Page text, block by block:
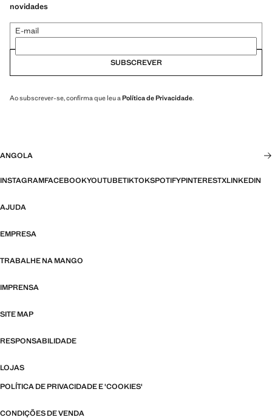
novidades
E-mail
SUBSCREVER
Ao subscrever-se, confirma que leu a Política de Privacidade.
ANGOLA
INSTAGRAMFACEBOOKYOUTUBETIKTOKSPOTIFYPINTERESTXLINKEDIN
AJUDA
EMPRESA
TRABALHE NA MANGO
IMPRENSA
SITE MAP
RESPONSABILIDADE
LOJAS
POLÍTICA DE PRIVACIDADE E 'COOKIES'
CONDIÇÕES DE VENDA